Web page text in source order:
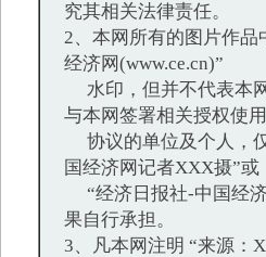
究其相关法律责任。
2、本网所有的图片作品
经济网(www.ce.cn)”
水印，但并不代表本
与本网签署相关授权使用
协议的单位及个人，
国经济网记者XXX摄”或
“经济日报社-中国经
果自行承担。
3、凡本网注明 “来源：